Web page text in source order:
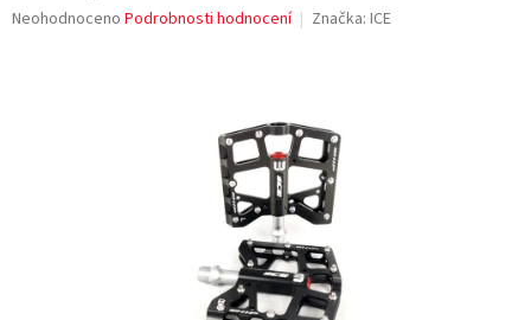
Průměrné
Neohodnoceno Podrobnosti hodnocení Značka: ICE